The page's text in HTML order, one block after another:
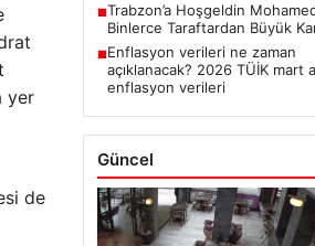
yer
de
■Trabzon’a Hoşgeldin
Binlerce Taraftardan Büyük
■Enflasyon verileri ne zaman
açıklanacak? 2026 TÜİK mart
enflasyon verileri
Güncel